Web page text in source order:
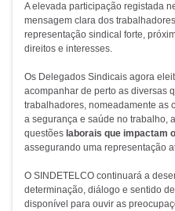
A elevada participação registada
mensagem clara dos
representação sindical forte,
direitos e interesses.
Os Delegados Sindicais agora
acompanhar de perto as diversas
trabalhadores, nomeadamente as
a segurança e saúde no trabalho,
questões laborais que impactam
assegurando uma representação
O SINDETELCO continuará a
determinação, diálogo e sentido
disponível para ouvir as